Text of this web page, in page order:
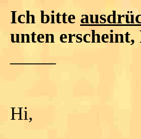
Ich bitte
unten erscheint,
Hi,